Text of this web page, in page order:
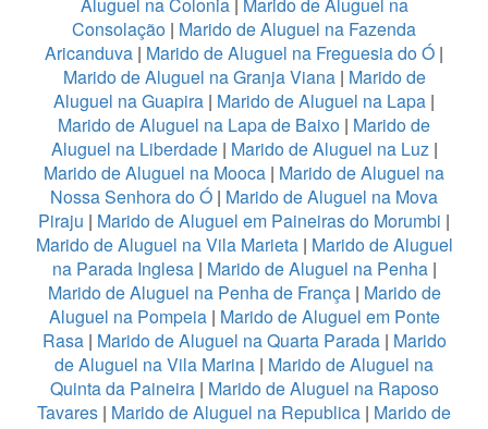
Consolação | Marido de Aluguel na Fazenda
Aricanduva | Marido de Aluguel na Freguesia do Ó |
Marido de Aluguel na Granja Viana| Marido de
Aluguel na Guapira | Marido de Aluguel na Lapa |
Marido de Aluguel na Lapa de Baixo | Marido de
Aluguel na Liberdade | Marido de Aluguel na Luz|
Marido de Aluguel na Mooca | Marido de Aluguel na
Nossa Senhora do Ó | Marido de Aluguel na Mova
Piraju | Marido de Aluguel em Paineiras do Morumbi |
Marido de Aluguel na Vila Marieta| Marido de Aluguel
na Parada Inglesa | Marido de Aluguel na Penha|
Marido de Aluguel na Penha de França | Marido de
Aluguel na Pompeia| Marido de Aluguel em Ponte
Rasa| Marido de Aluguel na Quarta Parada| Marido
de Aluguel na Vila Marina | Marido de Aluguel na
Quinta da Paineira| Marido de Aluguel na Raposo
Tavares | Marido de Aluguel na Republica | Marido de